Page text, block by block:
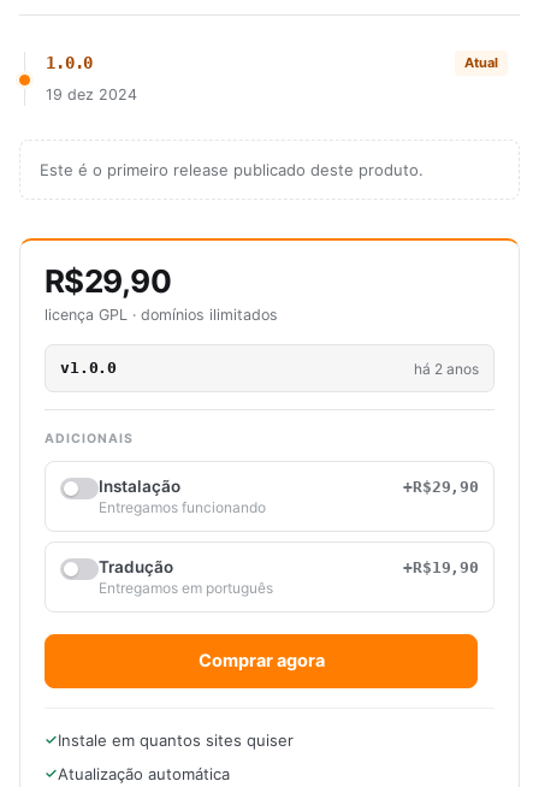
1.0.0 Atual
19 dez 2024
Este é o primeiro release publicado deste produto.
R$29,90
licença GPL · domínios ilimitados
v1.0.0 há 2 anos
ADICIONAIS
Instalação
+R$29,90
Entregamos funcionando
Tradução
+R$19,90
Entregamos em português
Comprar agora
Instale em quantos sites quiser
Atualização automática